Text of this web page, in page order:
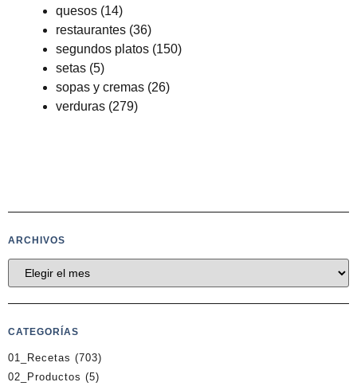
quesos (14)
restaurantes (36)
segundos platos (150)
setas (5)
sopas y cremas (26)
verduras (279)
ARCHIVOS
CATEGORÍAS
01_Recetas (703)
02_Productos (5)